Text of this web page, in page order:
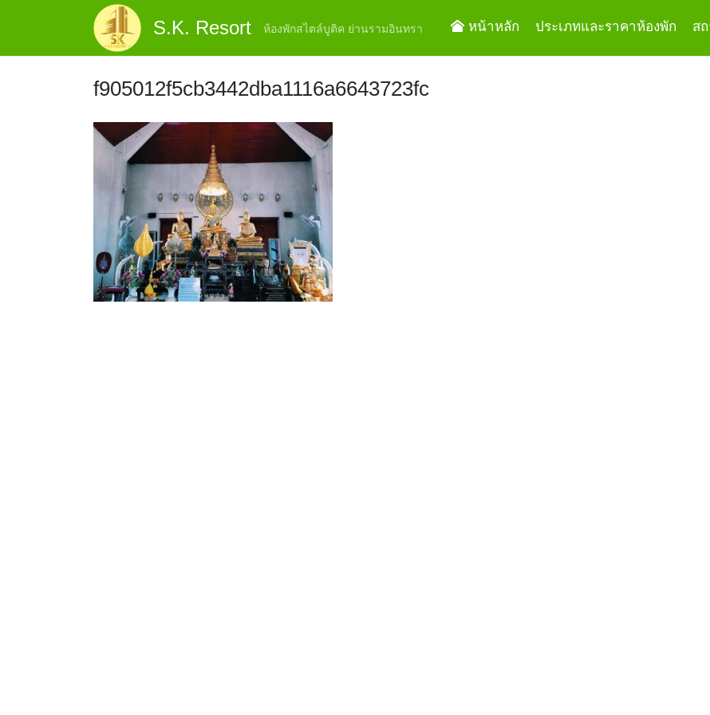
S.K. Resort ห้องพักสไตล์บูติค ย่านรามอินทรา หน้าหลัก ประเภทและราคาห้องพัก ส
f905012f5cb3442dba1116a6643723fc